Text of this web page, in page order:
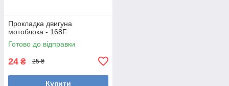
Прокладка двигуна
мотоблока - 168F
Готово до відправки
24 ₴ 25 ₴
Купити